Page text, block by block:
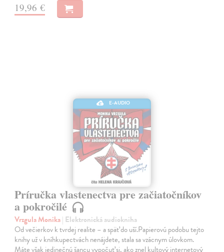
19,96 €
E-AUDIO
Príručka vlastenectva pre začiatočníkov
a pokročilé
Vrzgula Monika| Elektronická audiokniha
Od večierkov k tvrdej realite – a späť do uší.Papierovú podobu tejto
knihy už v kníhkupectvách nenájdete, stala sa vzácnym úlovkom.
Máte však jedinečnú šancu vypočuť si, ako znel kultový internetový